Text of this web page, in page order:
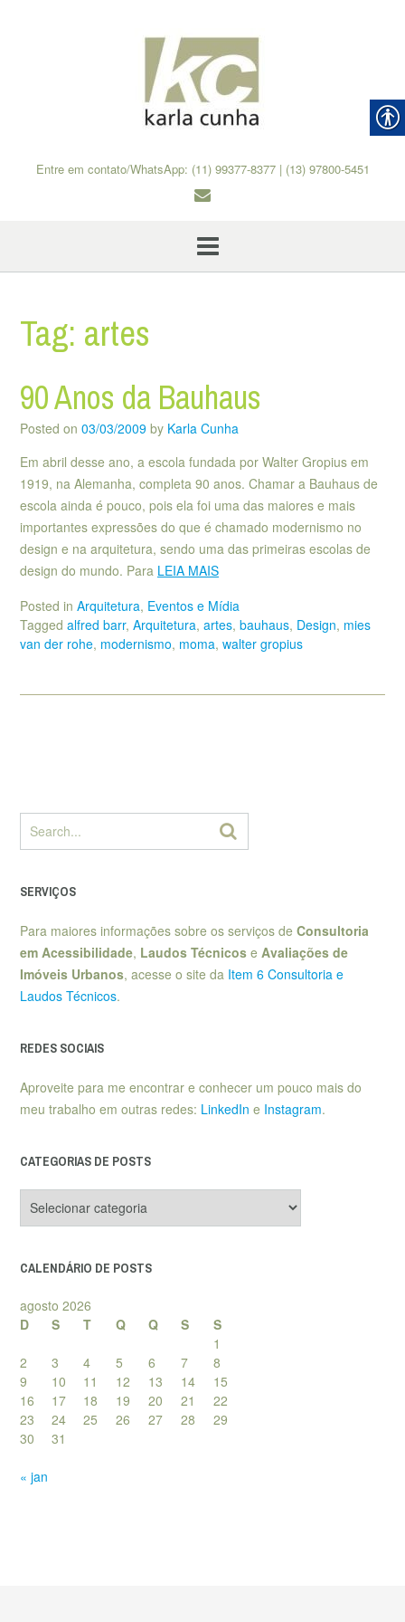
Entre em contato/WhatsApp: (11) 99377-8377 | (13) 97800-5451
Tag: artes
90 Anos da Bauhaus
Posted on 03/03/2009 by Karla Cunha
Em abril desse ano, a escola fundada por Walter Gropius em
1919, na Alemanha, completa 90 anos. Chamar a Bauhaus de
escola ainda é pouco, pois ela foi uma das maiores e mais
importantes expressões do que é chamado modernismo no
design e na arquitetura, sendo uma das primeiras escolas de
design do mundo. Para LEIA MAIS
Posted in Arquitetura, Eventos e Mídia
Tagged alfred barr, Arquitetura, artes, bauhaus, Design, mies
van der rohe, modernismo, moma, walter gropius
SERVIÇOS
Para maiores informações sobre os serviços de Consultoria
em Acessibilidade, Laudos Técnicos e Avaliações de
Imóveis Urbanos, acesse o site da Item 6 Consultoria e
Laudos Técnicos.
REDES SOCIAIS
Aproveite para me encontrar e conhecer um pouco mais do
meu trabalho em outras redes: LinkedIn e Instagram.
CATEGORIAS DE POSTS
de
CALENDÁRIO DE POSTS
agosto 2026
D
S T Q Q S
S
1
2
3 4 5 6 7
8
9
10 11 12 13 14
15
16
17 18 19 20 21
22
23
24 25 26 27 28
29
30
31
« jan